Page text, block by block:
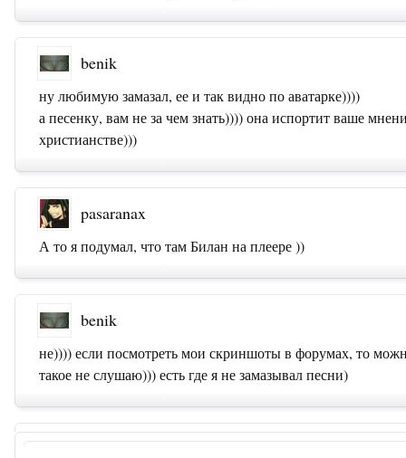
benik
ну любимую замазал, ее и так видно по аватарке))))
а песенку, вам не за чем знать)))) она испортит ваше
христианстве)))
pasaranax
А то я подумал, что там Билан на плеере ))
benik
не)))) если посмотреть мои скриншоты в форумах, то
такое не слушаю))) есть где я не замазывал песни)